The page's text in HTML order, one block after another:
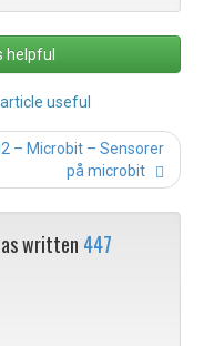
helpful
useful
– Microbit – Sensorer
på microbit
written 447